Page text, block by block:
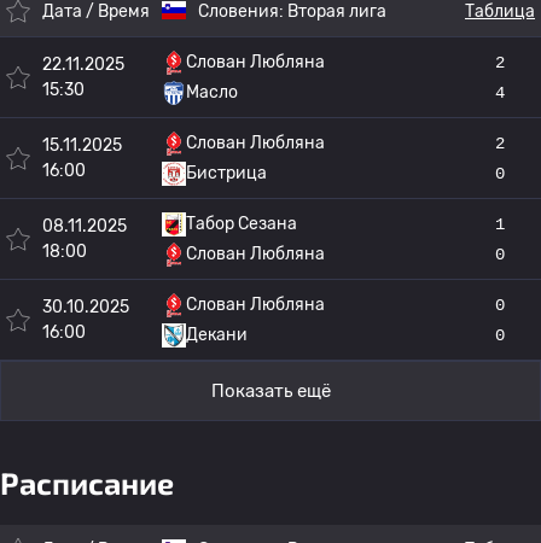
Дата / Время Словения: Вторая лига Таблица
22.11.2025
15:30
Слован Любляна
Масло
2
4
15.11.2025
16:00
Слован Любляна
Бистрица
2
0
08.11.2025
18:00
Табор Сезана
Слован Любляна
1
0
30.10.2025
16:00
Слован Любляна
Декани
0
0
Показать ещё
Расписание